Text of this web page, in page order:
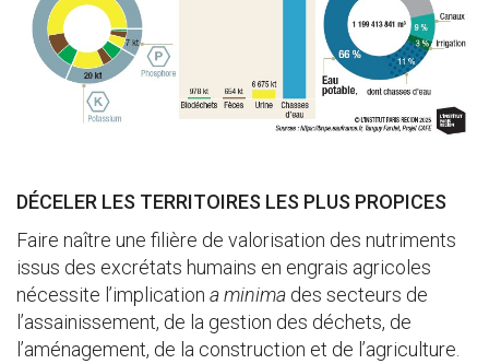
DÉCELER LES TERRITOIRES LES PLUS PROPICES
Faire naître une filière de valorisation des nutriments
issus des excrétats humains en engrais agricoles
nécessite l’implication a minima des secteurs de
l’assainissement, de la gestion des déchets, de
l’aménagement, de la construction et de l’agriculture.